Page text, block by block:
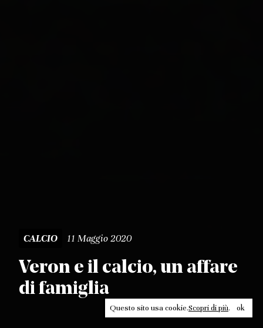
CALCIO 11 Maggio 2020
Veron e il calcio, un affare
di famiglia
Questo sito usa cookie.Scopri di più. ok